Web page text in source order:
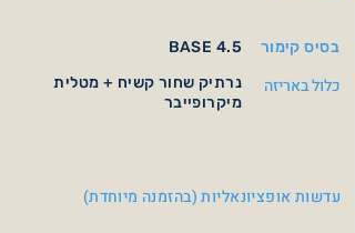
BASE 4.5
בסיס קימור
נרתיק שחור קשיח + מטלית
מיקרופייבר
כלול באריזה
עדשות אופציונאליות (בהזמנה מיוחדת)